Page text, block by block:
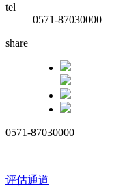
tel
0571-87030000
share
0571-87030000
评估通道